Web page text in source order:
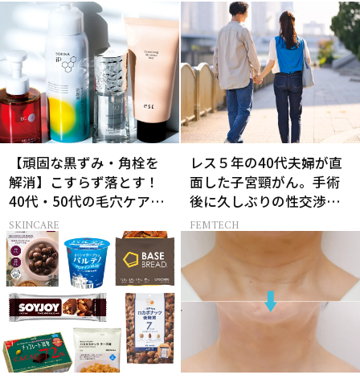
ジカルへの挑戦
【頑固な黒ずみ・角栓を
解消】こすらず落とす！
40代・50代の毛穴ケア4
選
SKINCARE
レス５年の40代夫婦が直
面した子宮頸がん。手術
後に久しぶりの性交渉を
試しみたら…
FEMTECH